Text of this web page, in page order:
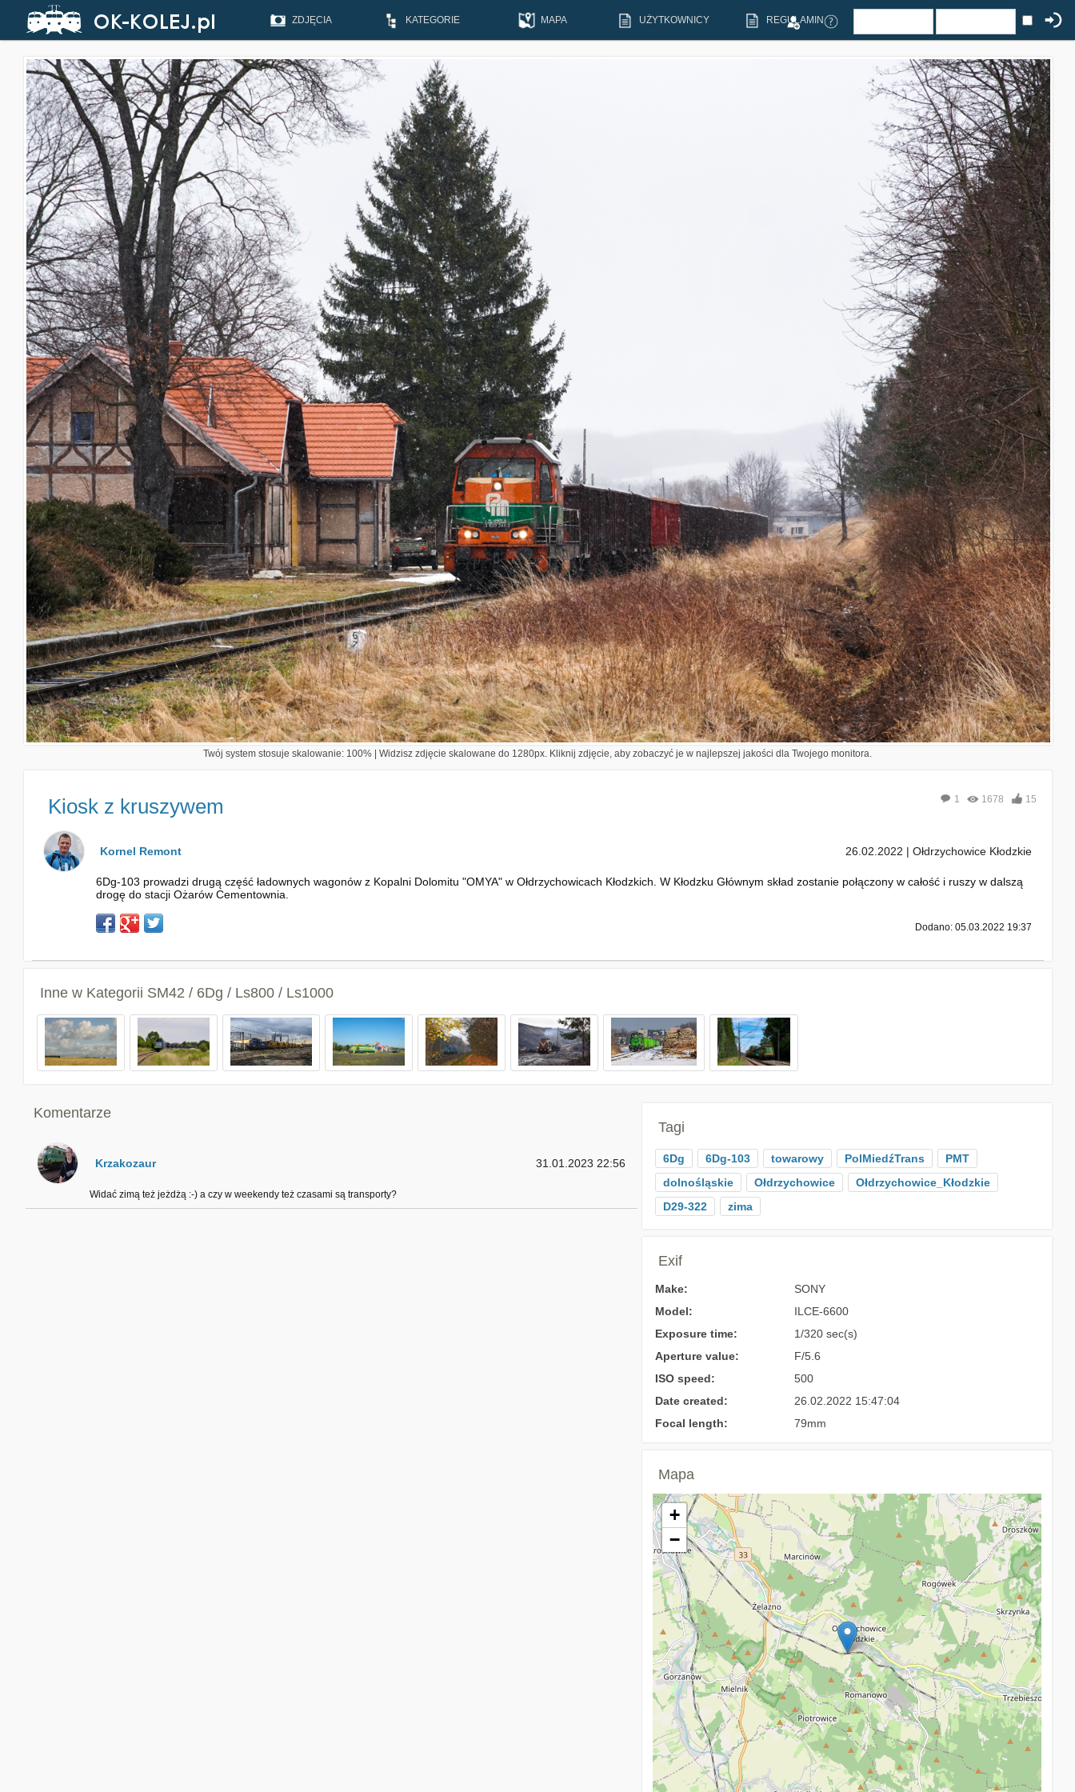
ZDJĘCIA KATEGORIE MAPA UŻYTKOWNICY REGULAMIN
Twój system stosuje skalowanie: 100% | Widzisz zdjęcie skalowane do 1280px. Kliknij zdjęcie, aby zobaczyć je w najlepszej jakości dla Twojego monitora.
Kiosk z kruszywem 1 1678 15
Kornel Remont 26.02.2022 | Ołdrzychowice Kłodzkie
6Dg-103 prowadzi drugą część ładownych wagonów z Kopalni Dolomitu "OMYA" w Ołdrzychowicach Kłodzkich. W Kłodzku Głównym skład zostanie połączony w całość i ruszy w dalszą
drogę do stacji Ożarów Cementownia.
Dodano: 05.03.2022 19:37
Inne w Kategorii SM42 / 6Dg / Ls800 / Ls1000
Komentarze
Krzakozaur 31.01.2023 22:56
Widać zimą też jeżdżą :-) a czy w weekendy też czasami są transporty?
Tagi
6Dg 6Dg-103 towarowy PolMiedźTrans
PMT
dolnośląskie
Ołdrzychowice
Ołdrzychowice_Kłodzkie
D29-322
zima
Exif
Make:
SONY
Model:
ILCE-6600
Exposure time:
1/320 sec(s)
Aperture value:
F/5.6
ISO speed:
500
Date created:
26.02.2022 15:47:04
Focal length:
79mm
Mapa
+
−